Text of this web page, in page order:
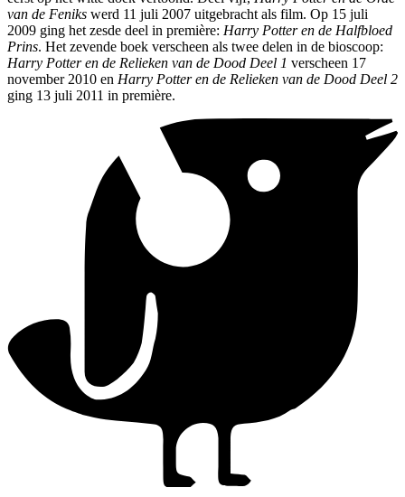
van de Feniks werd 11 juli 2007 uitgebracht als film. Op 15 juli
2009 ging het zesde deel in première: Harry Potter en de Halfbloed
Prins. Het zevende boek verscheen als twee delen in de bioscoop:
Harry Potter en de Relieken van de Dood Deel 1 verscheen 17
november 2010 en Harry Potter en de Relieken van de Dood Deel 2
ging 13 juli 2011 in première.